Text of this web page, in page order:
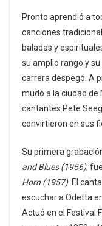
Pronto aprendió a
canciones
baladas y
su amplio rango y
carrera despegó. A
mudó a la ciudad de
cantantes Pete
convirtieron en sus
Su primera
and Blues (1956),
Horn (1957). El
escuchar a Odetta
Actuó en el Festival